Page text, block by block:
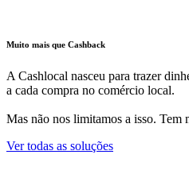
Muito mais que Cashback
A Cashlocal nasceu para trazer
a cada compra no comércio local.
Mas não nos limitamos a isso. Tem
Ver todas as soluções